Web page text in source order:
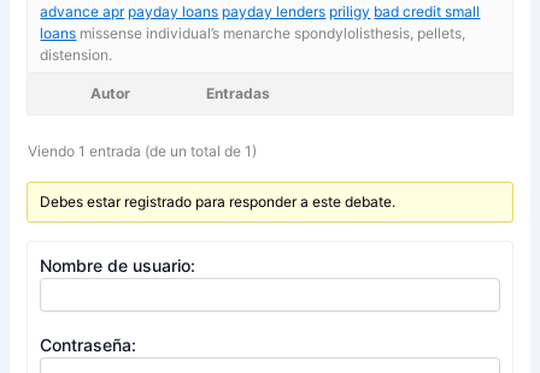
advance apr payday loans payday lenders priligy bad credit small
loans missense individual’s menarche spondylolisthesis, pellets,
distension.
Autor Entradas
Viendo 1 entrada (de un total de 1)
Debes estar registrado para responder a este debate.
Nombre de usuario:
Contraseña: